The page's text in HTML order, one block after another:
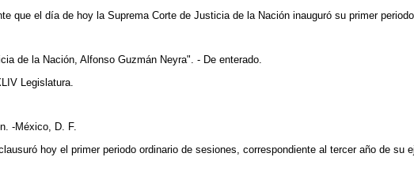
que el día de hoy la Suprema Corte de Justicia de la Nación inauguró su primer
de la Nación, Alfonso Guzmán Neyra". - De enterado.
Legislatura.
-México, D. F.
hoy el primer periodo ordinario de sesiones, correspondiente al tercer año de su